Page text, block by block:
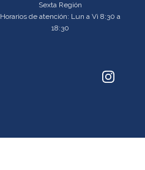
Sexta Región
Horarios de atención: Lun a Vi 8:30 a
18:30